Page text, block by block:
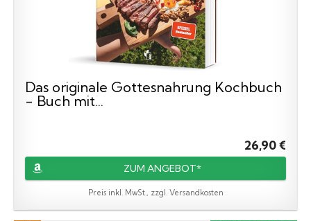
Das originale Gottesnahrung Kochbuch
- Buch mit...
26,90 €
ZUM ANGEBOT*
Preis inkl. MwSt., zzgl. Versandkosten